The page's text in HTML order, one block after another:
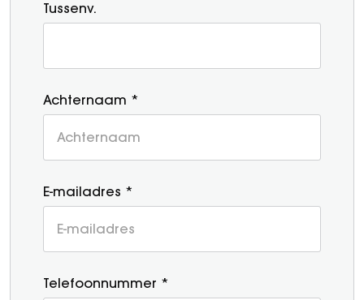
Tussenv.
Achternaam *
E-mailadres *
Telefoonnummer *